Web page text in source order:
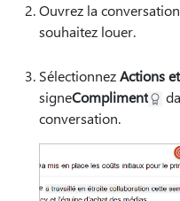
Ouvrez la
souhaitez louer.
SélectionnezActions
signeCompliment
conversation.